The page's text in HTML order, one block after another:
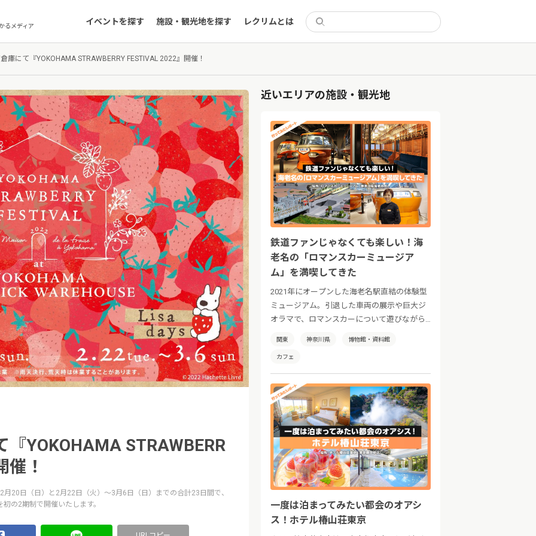
るメディア イベントを探す 施設・観光地を探す レクリムとは
庫にて『YOKOHAMA STRAWBERRY FESTIVAL 2022』開催！
YOKOHAMA STRAWBERR
催！
20日（日）と2月22日（火）〜3月6日（日）までの合計23日間で、
初の2期制で開催いたします。
近いエリアの施設・観光地
鉄道ファンじゃなくても楽しい！海
老名の「ロマンスカーミュージア
ム」を満喫してきた
2021年にオープンした海老名駅直結の体験型
ミュージアム。引退した車両の展示や巨大ジ
オラマで、ロマンスカーについて遊びながら
まで！ 鉄道ファンもそうじゃない方も楽し
める、新感覚の鉄道博物館です。
関東 神奈川県 博物館・資料館
カフェ
一度は泊まってみたい都会のオアシ
ス！ホテル椿山荘東京